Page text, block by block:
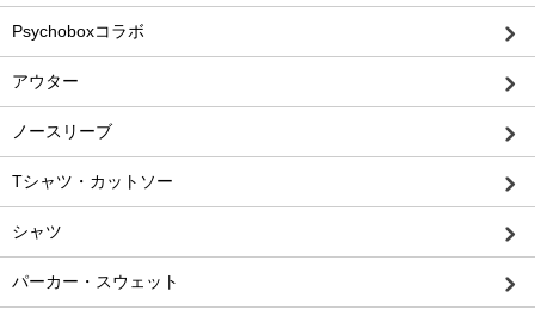
Psychoboxコラボ
アウター
ノースリーブ
Tシャツ・カットソー
シャツ
パーカー・スウェット